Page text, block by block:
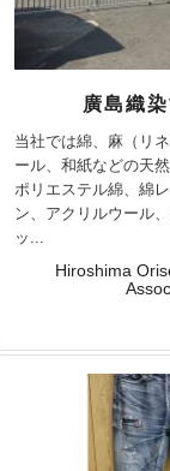
廣島織
当社では綿、麻（リ
ール、和紙などの天
ポリエステル綿、綿
ン、アクリルウール
ッ...
Hiroshima